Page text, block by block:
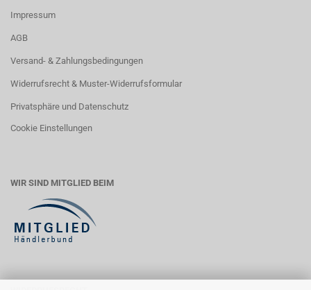
Impressum
AGB
Versand- & Zahlungsbedingungen
Widerrufsrecht & Muster-Widerrufsformular
Privatsphäre und Datenschutz
Cookie Einstellungen
WIR SIND MITGLIED BEIM